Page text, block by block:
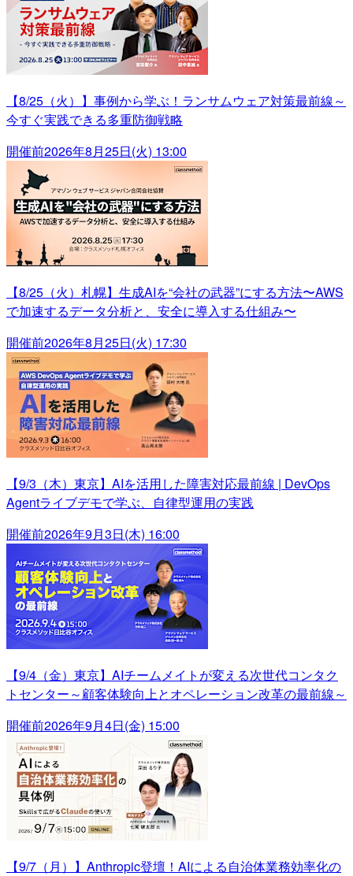
【8/25（火）】事例から学ぶ！ランサムウェア対策最前線～
今すぐ実践できる多重防御戦略
開催前2026年8月25日(火) 13:00
【8/25（火）札幌】生成AIを“会社の武器”にする方法〜AWS
で加速するデータ分析と、安全に導入する仕組み〜
開催前2026年8月25日(火) 17:30
【9/3（木）東京】AIを活用した障害対応最前線 | DevOps
Agentライブデモで学ぶ、自律型運用の実践
開催前2026年9月3日(木) 16:00
【9/4（金）東京】AIチームメイトが変える次世代コンタク
トセンター～顧客体験向上とオペレーション改革の最前線～
開催前2026年9月4日(金) 15:00
【9/7（月）】Anthropic登壇！AIによる自治体業務効率化の